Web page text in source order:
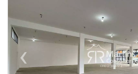
‹Previous